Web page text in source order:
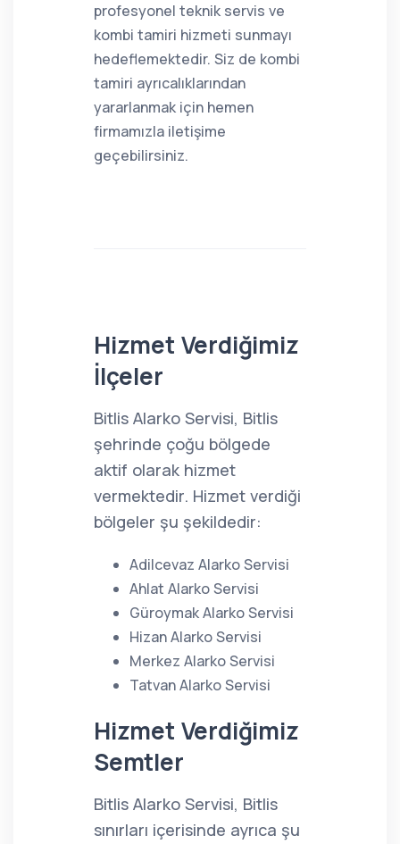
profesyonel teknik servis ve
kombi tamiri hizmeti sunmayı
hedeflemektedir. Siz de kombi
tamiri ayrıcalıklarından
yararlanmak için hemen
firmamızla iletişime
geçebilirsiniz.
Hizmet Verdiğimiz
İlçeler
Bitlis Alarko Servisi, Bitlis
şehrinde çoğu bölgede
aktif olarak hizmet
vermektedir. Hizmet verdiği
bölgeler şu şekildedir:
Adilcevaz Alarko Servisi
Ahlat Alarko Servisi
Güroymak Alarko Servisi
Hizan Alarko Servisi
Merkez Alarko Servisi
Tatvan Alarko Servisi
Hizmet Verdiğimiz
Semtler
Bitlis Alarko Servisi, Bitlis
sınırları içerisinde ayrıca şu